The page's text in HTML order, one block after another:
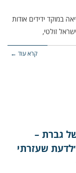
במוקד ידידים אודות
זולטי,
קרא עוד ←
גברת –
שעזרתי